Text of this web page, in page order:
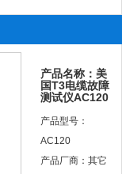
产品名称：美
国T3电缆故障
测试仪AC120
产品型号：
AC120
产品厂商：其它